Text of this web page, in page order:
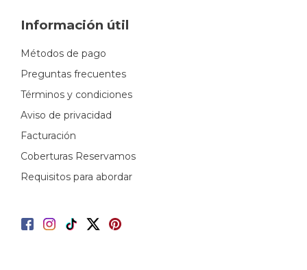
Información útil
Métodos de pago
Preguntas frecuentes
Términos y condiciones
Aviso de privacidad
Facturación
Coberturas Reservamos
Requisitos para abordar